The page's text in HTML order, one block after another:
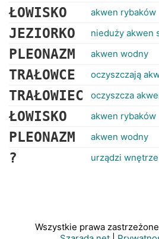
ŁOWISKO akwen rybaków
JEZIORKO nieduży akwen
PLEONAZM akwen wodny
TRAŁOWCE oczyszczają
TRAŁOWIEC oczyszcza
ŁOWISKO akwen rybaków
PLEONAZM akwen wodny
? urządzi wnętrze
Wszystkie prawa